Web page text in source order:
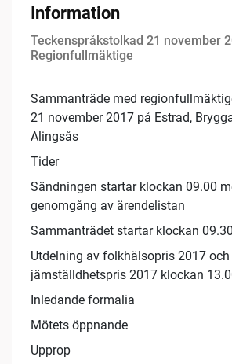
Information
Teckenspråkstolkad 21 november
Regionfullmäktige
Sammanträde med
21 november 2017 på Estrad,
Alingsås
Tider
Sändningen startar klockan 09.00
genomgång av ärendelistan
Sammanträdet startar klockan 09.30
Utdelning av folkhälsopris 2017 och
jämställdhetspris 2017 klockan
Inledande formalia
Mötets öppnande
Upprop